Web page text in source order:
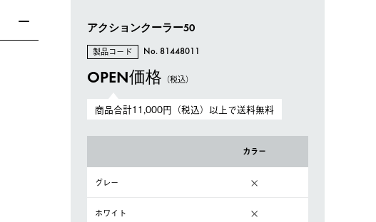
アクションクーラー50
製品コード No. 81448011
OPEN価格 （税込）
商品合計11,000円（税込）以上で送料無料
カラー
グレー
ホワイト